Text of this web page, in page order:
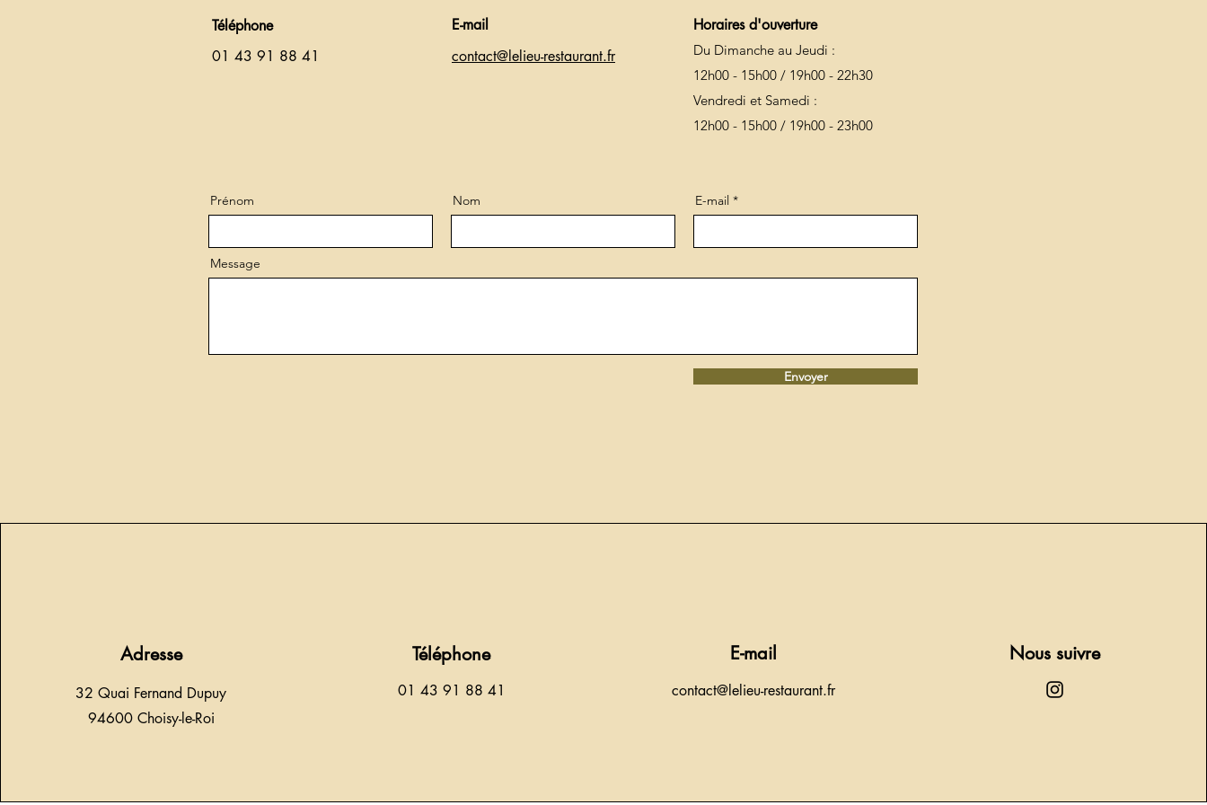
Téléphone
01 43 91 88 41
E-mail
contact@lelieu-restaurant.fr
Horaires d'ouverture
Du Dimanche au Jeudi :
12h00 - 15h00 / 19h00 - 22h30
Vendredi et Samedi :
12h00 - 15h00 / 19h00 - 23h00
Prénom Nom E-mail
Message
Envoyer
Adresse
32 Quai Fernand Dupuy
94600 Choisy-le-Roi
Téléphone
01 43 91 88 41
E-mail
contact@lelieu-restaurant.fr
Nous suivre